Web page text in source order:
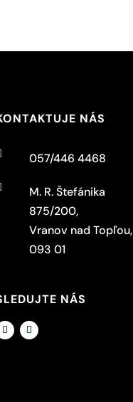
NÁS
057/446 4468
M. R. Štefánika
875/200,
Vranov nad Topľou,
093 01
NÁS